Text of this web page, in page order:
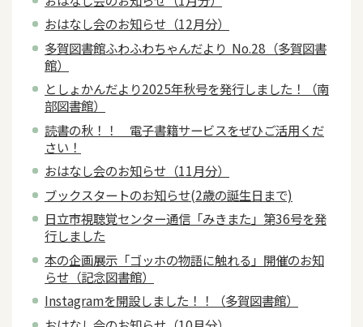
おはなし会のお知らせ（12月分）
多賀図書館ふわふわちゃんだより No.28（多賀図書
館）
としょかんだより2025年秋号を発行しました！（南
部図書館）
読書の秋！！ 電子書籍サービスをぜひご活用くだ
さい！
おはなし会のお知らせ（11月分）
ブックスタートのお知らせ(2歳の誕生日まで)
日立市視聴覚センター通信「みきまた」第36号を発
行しました
本の企画展示「ゴッホの物語に触れる」開催のお知
らせ（記念図書館）
Instagramを開設しました！！（多賀図書館）